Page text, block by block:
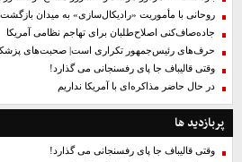
روحانی با مأموریت «رادیکال‌سازی» به میدان
جاده‌صاف‌کنی اصلاح‌طلبان برای تهاجم نظامی آمریکا
حرف‌های رئیس‌جمهور تکراری است| صحبت‌های
وقتی قالیباف جا پای رفسنجانی می گذارد!
در حال حاضر مذاکره‌ای با آمریکا نداریم
پربازدید ها
وقتی قالیباف جا پای رفسنجانی می گذارد!